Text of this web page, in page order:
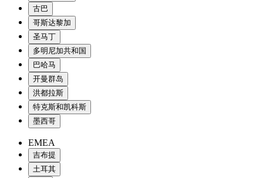
古巴
哥斯达黎加
圣马丁
多明尼加共和国
巴哈马
开曼群岛
洪都拉斯
特克斯和凯科斯
墨西哥
EMEA
吉布提
土耳其